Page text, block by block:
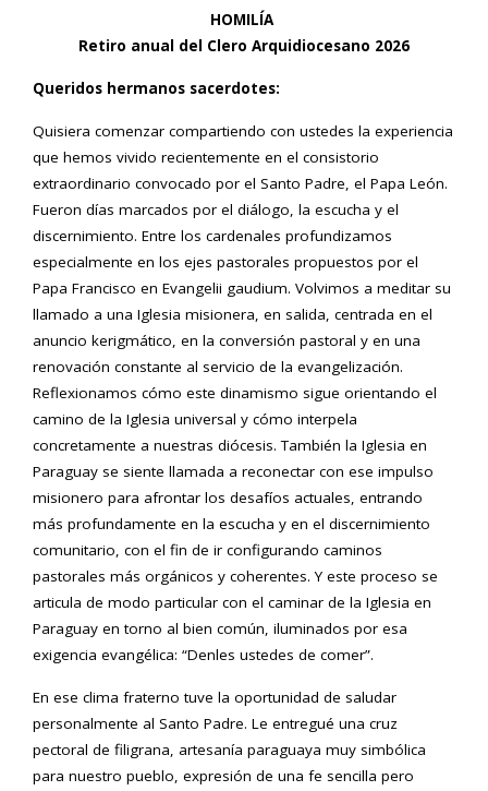
HOMILÍA
Retiro anual del Clero Arquidiocesano 2026
Queridos hermanos sacerdotes:
Quisiera comenzar compartiendo con ustedes la experiencia
que hemos vivido recientemente en el consistorio
extraordinario convocado por el Santo Padre, el Papa León.
Fueron días marcados por el diálogo, la escucha y el
discernimiento. Entre los cardenales profundizamos
especialmente en los ejes pastorales propuestos por el
Papa Francisco en Evangelii gaudium. Volvimos a meditar su
llamado a una Iglesia misionera, en salida, centrada en el
anuncio kerigmático, en la conversión pastoral y en una
renovación constante al servicio de la evangelización.
Reflexionamos cómo este dinamismo sigue orientando el
camino de la Iglesia universal y cómo interpela
concretamente a nuestras diócesis. También la Iglesia en
Paraguay se siente llamada a reconectar con ese impulso
misionero para afrontar los desafíos actuales, entrando
más profundamente en la escucha y en el discernimiento
comunitario, con el fin de ir configurando caminos
pastorales más orgánicos y coherentes. Y este proceso se
articula de modo particular con el caminar de la Iglesia en
Paraguay en torno al bien común, iluminados por esa
exigencia evangélica: “Denles ustedes de comer”.
En ese clima fraterno tuve la oportunidad de saludar
personalmente al Santo Padre. Le entregué una cruz
pectoral de filigrana, artesanía paraguaya muy simbólica
para nuestro pueblo, expresión de una fe sencilla pero